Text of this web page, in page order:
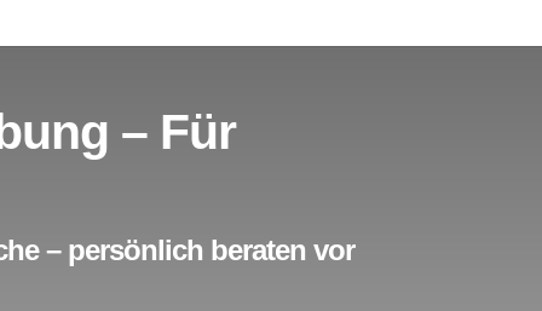
– Für
– persönlich beraten vor